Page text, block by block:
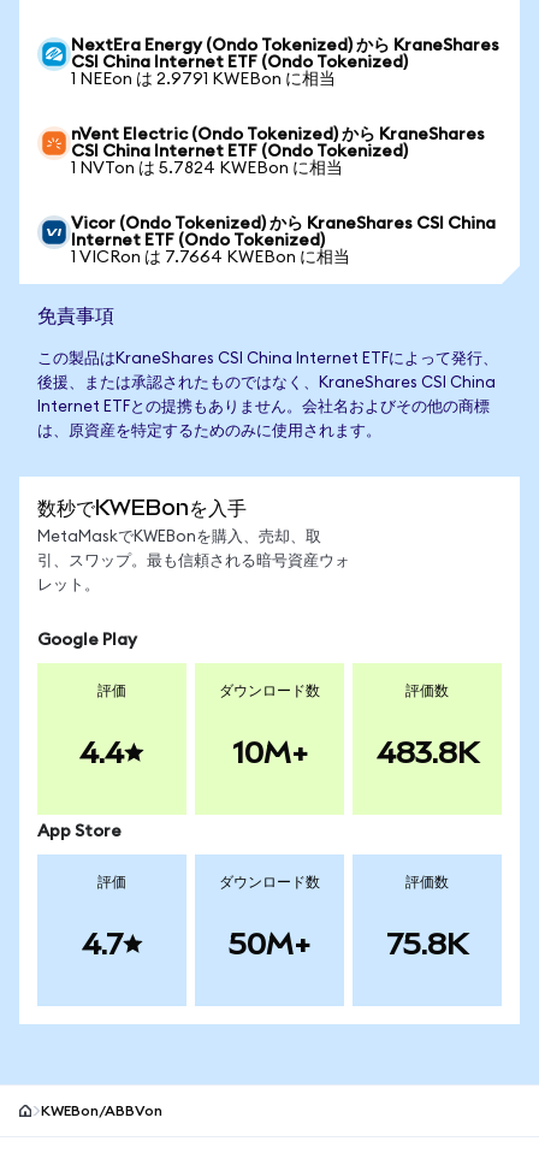
NextEra Energy (Ondo Tokenized) から KraneShares
CSI China Internet ETF (Ondo Tokenized)
1 NEEon は 2.9791 KWEBon に相当
nVent Electric (Ondo Tokenized) から KraneShares
CSI China Internet ETF (Ondo Tokenized)
1 NVTon は 5.7824 KWEBon に相当
Vicor (Ondo Tokenized) から KraneShares CSI China
Internet ETF (Ondo Tokenized)
1 VICRon は 7.7664 KWEBon に相当
免責事項
この製品はKraneShares CSI China Internet ETFによって発行、
後援、または承認されたものではなく、KraneShares CSI China
Internet ETFとの提携もありません。会社名およびその他の商標
は、原資産を特定するためのみに使用されます。
数秒でKWEBonを入手
MetaMaskでKWEBonを購入、売却、取
引、スワップ。最も信頼される暗号資産ウォ
レット。
Google Play
評価
4.4
ダウンロード数
10M+
評価数
483.8K
App Store
評価
4.7
ダウンロード数
50M+
評価数
75.8K
KWEBon/ABBVon